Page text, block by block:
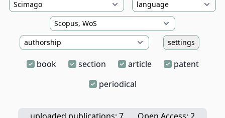
settings
book section article
patent
periodical